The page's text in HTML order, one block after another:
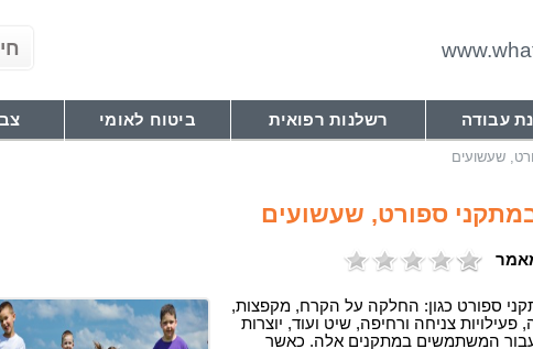
עבודה רשלנות רפואית ביטוח לאומי
שעשועים
ספורט, שעשועים
ספורט כגון: החלקה על הקרח, מקפצות,
פעילויות צניחה ורחיפה, שיט ועוד, יוצרות
עבור המשתמשים במתקנים אלה. כאשר